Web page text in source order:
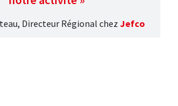
Directeur Régional chez Jefco